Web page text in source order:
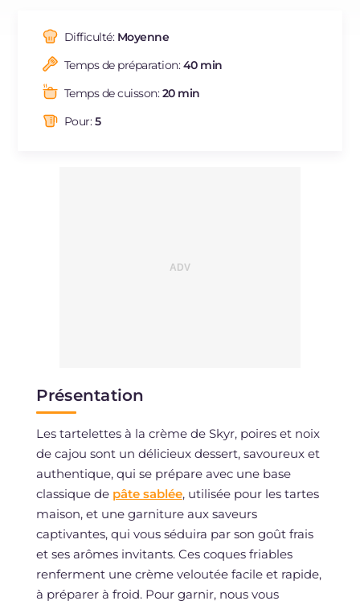
BR
NL
Difficulté: Moyenne
Temps de préparation:40 min
Temps de cuisson:20 min
Pour:5
Présentation
Les tartelettes à la crème de Skyr, poires et noix
de cajou sont un délicieux dessert, savoureux et
authentique, qui se prépare avec une base
classique de pâte sablée, utilisée pour les tartes
maison, et une garniture aux saveurs
captivantes, qui vous séduira par son goût frais
et ses arômes invitants. Ces coques friables
renferment une crème veloutée facile et rapide,
à préparer à froid. Pour garnir, nous vous